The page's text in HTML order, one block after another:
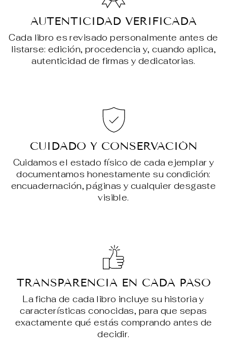
AUTENTICIDAD VERIFICADA
Cada libro es revisado personalmente antes de
listarse: edición, procedencia y, cuando aplica,
autenticidad de firmas y dedicatorias.
CUIDADO Y CONSERVACIÓN
Cuidamos el estado físico de cada ejemplar y
documentamos honestamente su condición:
encuadernación, páginas y cualquier desgaste
visible.
TRANSPARENCIA EN CADA PASO
La ficha de cada libro incluye su historia y
características conocidas, para que sepas
exactamente qué estás comprando antes de
decidir.